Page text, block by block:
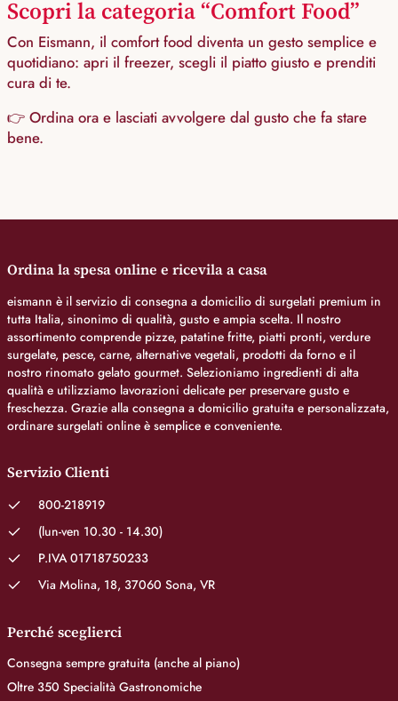
Scopri la categoria “Comfort Food”
Con Eismann, il comfort food diventa un gesto semplice e
quotidiano: apri il freezer, scegli il piatto giusto e prenditi
cura di te.
👉 Ordina ora e lasciati avvolgere dal gusto che fa stare
bene.
Ordina la spesa online e ricevila a casa
eismann è il servizio di consegna a domicilio di surgelati premium in
tutta Italia, sinonimo di qualità, gusto e ampia scelta. Il nostro
assortimento comprende pizze, patatine fritte, piatti pronti, verdure
surgelate, pesce, carne, alternative vegetali, prodotti da forno e il
nostro rinomato gelato gourmet. Selezioniamo ingredienti di alta
qualità e utilizziamo lavorazioni delicate per preservare gusto e
freschezza. Grazie alla consegna a domicilio gratuita e personalizzata,
ordinare surgelati online è semplice e conveniente.
Servizio Clienti
800-218919
(lun-ven 10.30 - 14.30)
P.IVA 01718750233
Via Molina, 18, 37060 Sona, VR
Perché sceglierci
Consegna sempre gratuita (anche al piano)
Oltre 350 Specialità Gastronomiche